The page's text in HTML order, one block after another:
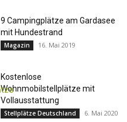
9 Campingplätze am Gardasee
mit Hundestrand
Magazin 16. Mai 2019
Kostenlose
Wohnmobilstellplätze mit
Vollausstattung
Stellplätze Deutschland 6. Mai 2020